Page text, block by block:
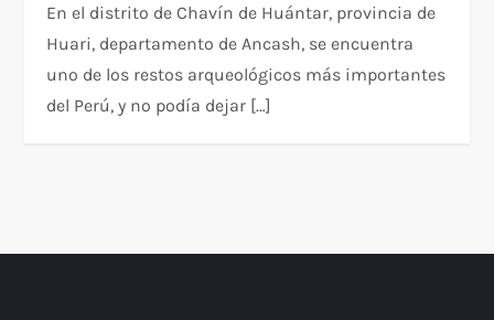
En el distrito de Chavín de Huántar, provincia de
Huari, departamento de Ancash, se encuentra
uno de los restos arqueológicos más importantes
del Perú, y no podía dejar […]